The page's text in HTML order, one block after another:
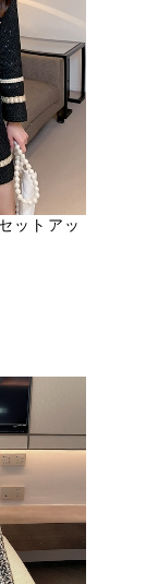
ットアッ